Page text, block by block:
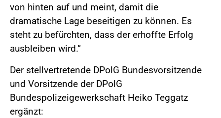
von hinten auf und meint, damit die
dramatische Lage beseitigen zu können. Es
steht zu befürchten, dass der erhoffte Erfolg
ausbleiben wird.“
Der stellvertretende DPolG Bundesvorsitzende
und Vorsitzende der DPolG
Bundespolizeigewerkschaft Heiko Teggatz
ergänzt: